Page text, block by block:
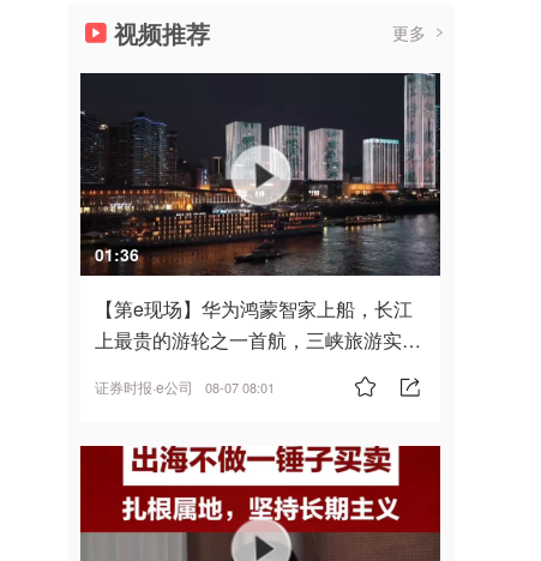
视频推荐 更多
01:36
【第e现场】华为鸿蒙智家上船，长江
上最贵的游轮之一首航，三峡旅游实
证券时报·e公司 08-07 08:01